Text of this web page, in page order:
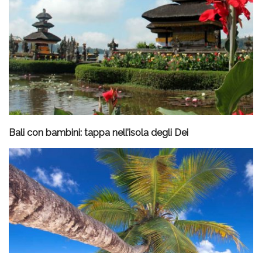
Bali con bambini: tappa nell’isola degli Dei